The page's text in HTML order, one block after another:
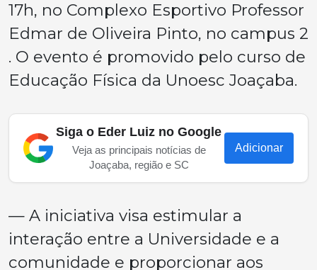
17h, no Complexo Esportivo Professor
Edmar de Oliveira Pinto, no campus 2
. O evento é promovido pelo curso de
Educação Física da Unoesc Joaçaba.
Siga o Eder Luiz no Google
Veja as principais notícias de
Joaçaba, região e SC
Adicionar
— A iniciativa visa estimular a
interação entre a Universidade e a
comunidade e proporcionar aos